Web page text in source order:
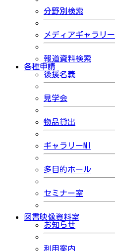
分野別検索
メディアギャラリー
報道資料検索
各種申請
後援名義
見学会
物品貸出
ギャラリーMI
多目的ホール
セミナー室
図書映像資料室
お知らせ
利用案内